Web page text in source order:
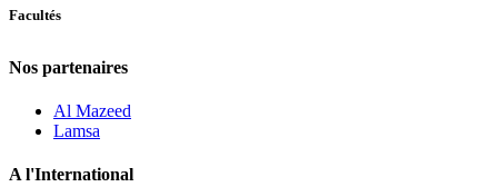
Facultés
Nos partenaires
Al Mazeed
Lamsa
A l'International